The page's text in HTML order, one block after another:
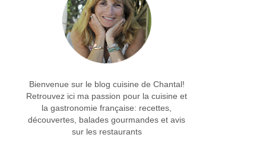
Bienvenue sur le blog cuisine de Chantal!
Retrouvez ici ma passion pour la cuisine et
la gastronomie française: recettes,
découvertes, balades gourmandes et avis
sur les restaurants